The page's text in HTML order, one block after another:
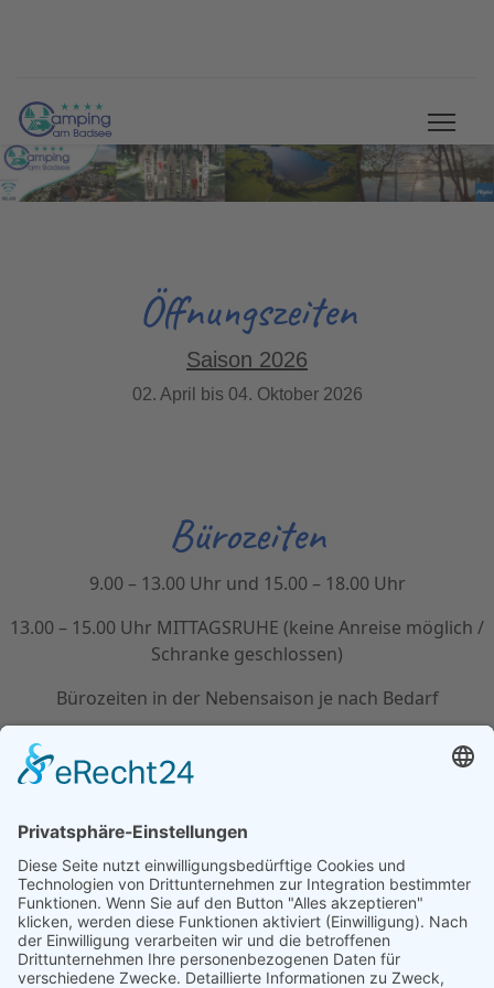
Öffnungszeiten
Saison 2026
02. April bis 04. Oktober 2026
Bürozeiten
9.00 – 13.00 Uhr und 15.00 – 18.00 Uhr
13.00 – 15.00 Uhr MITTAGSRUHE (keine Anreise möglich /
Schranke geschlossen)
Bürozeiten in der Nebensaison je nach Bedarf